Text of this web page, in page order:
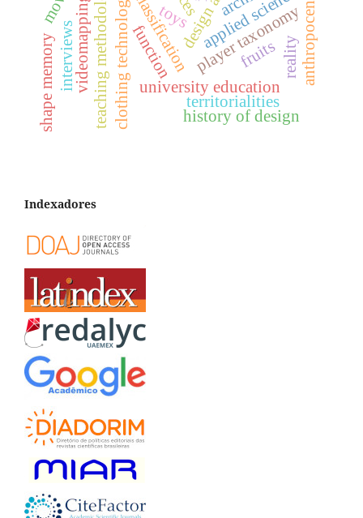
applied science
clothing technology university education
teaching methodology player taxonomy
videomapping
territorialities
function
toys
history of design
anthropocene
reality
fruits
interviews
shape memory
Indexadores